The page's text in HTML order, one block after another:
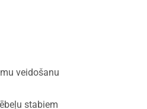
veidošanu
stabiem